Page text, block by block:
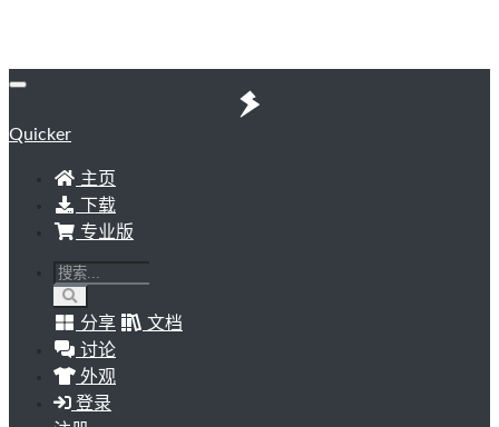
Quicker
主页
下载
专业版
分享
文档
讨论
外观
登录